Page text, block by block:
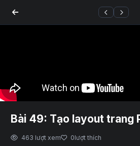
Bài 49: Tạo layout trang
463 lượt xem 0lượt thích